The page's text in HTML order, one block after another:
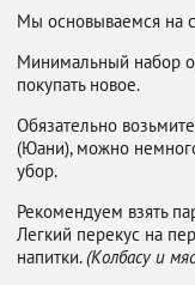
Мы основываемся на
Минимальный набор
покупать новое.
Обязательно
(Юани), можно
убор.
Рекомендуем взять
Легкий перекус на
напитки.(Колбасу и